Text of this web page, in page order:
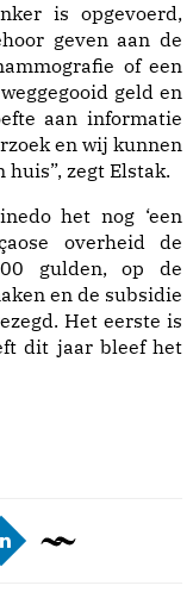
is opgevoerd,
geven aan de
of een
geld en
aan informatie
en wij kunnen
zegt Elstak.
het nog ‘een
overheid de
gulden, op de
en de subsidie
Het eerste is
dit jaar bleef het